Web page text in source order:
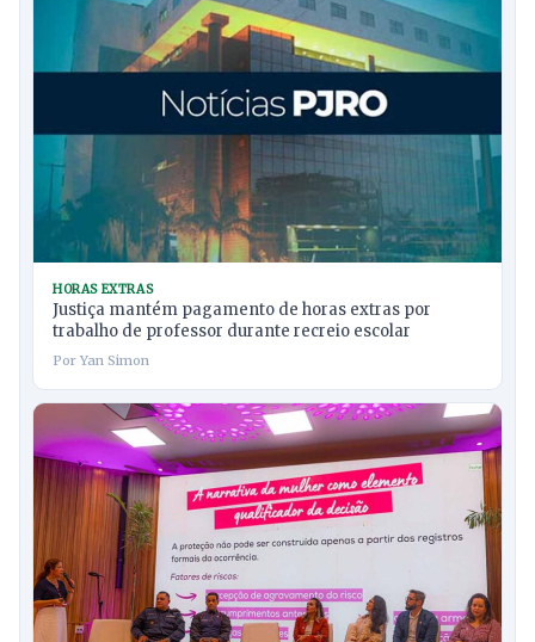
HORAS EXTRAS
Justiça mantém pagamento de horas extras por
trabalho de professor durante recreio escolar
Por Yan Simon